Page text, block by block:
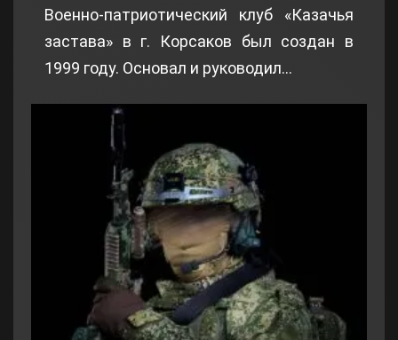
Военно-патриотический клуб «Казачья
застава» в г. Корсаков был создан в
1999 году. Основал и руководил…